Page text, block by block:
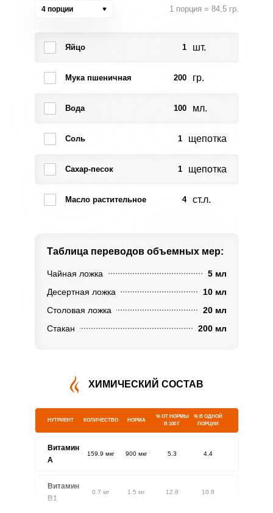
4 порции 1 порция = 84,5 гр.
Яйцо 1 шт.
Мука пшеничная 200 гр.
Вода 100 мл.
Соль 1 щепотка
Сахар-песок 1 щепотка
Масло растительное 4 ст.л.
Таблица переводов объемных мер:
Чайная ложка
5 мл
Десертная ложка
10 мл
Столовая ложка
20 мл
Стакан
200 мл
ХИМИЧЕСКИЙ СОСТАВ
НУТРИЕНТ КОЛИЧЕСТВО НОРМА
% ОТ НОРМЫ
В 100 Г
% В ОДНОЙ
ПОРЦИИ
Витамин
A
159.9 мкг 900 мкг 5.3 4.4
Витамин
В1
0.7 мг 1.5 мг 12.8 10.8